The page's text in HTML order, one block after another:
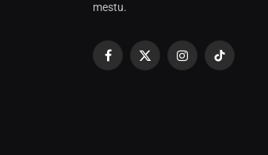
mestu.
Facebook
X
InstagramTikTok